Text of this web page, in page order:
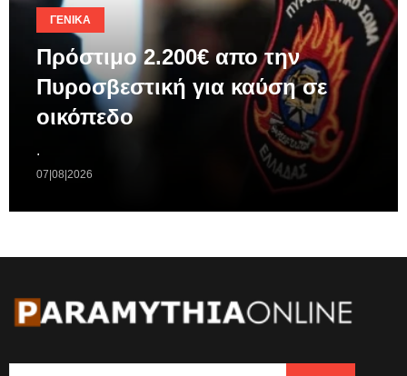
ΓΕΝΙΚΆ
Πρόστιμο 2.200€ απο την
Πυροσβεστική για καύση σε
οικόπεδο
.
07|08|2026